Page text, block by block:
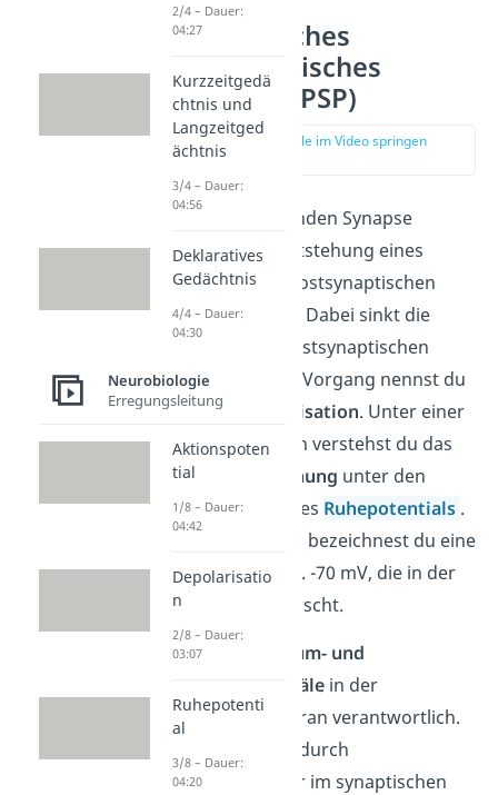
Inhibitorisches
postsynaptisches
Potential (IPSP)
zur Stelle im Video springen
An einer hemmenden Synapse
kommt es zur Entstehung eines
inhibitorischen postsynaptischen
Potentials (
). Dabei sinkt die
Spannung der postsynaptischen
Nervenzelle. Den Vorgang nennst du
auchHyperpolarisation. Unter einer
Hyperpolarisation verstehst du das
Sinken der Spannung unter den
negativen Wert des Ruhepotentials .
Als Ruhepotential bezeichnest du eine
Spannung von ca. -70 mV, die in der
Zelle in Ruhe herrscht.
Hierfür sind
Kalium- und
Chloridionenkanäle in der
Nervenzellmembran verantwortlich.
Auch sie werden durch
Neurotransmitter im synaptischen
2/4 – Dauer:
04:27
Kurzzeitgedä
chtnis und
Langzeitged
ächtnis
3/4 – Dauer:
04:56
Deklaratives
Gedächtnis
4/4 – Dauer:
04:30
Neurobiologie
Erregungsleitung
Aktionspoten
tial
1/8 – Dauer:
04:42
Depolarisatio
n
2/8 – Dauer:
03:07
Ruhepotenti
al
3/8 – Dauer:
04:20